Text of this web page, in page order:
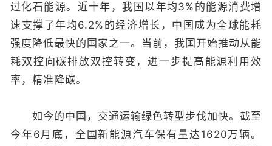
过化石能源。近十年，我国以年均3%的能源消费增
速支撑了年均6.2%的经济增长，中国成为全球能耗
强度降低最快的国家之一。当前，我国开始推动从能
耗双控向碳排放双控转变，进一步提高能源利用效
率，精准降碳。
如今的中国，交通运输绿色转型步伐加快。截至
今年6月底，全国新能源汽车保有量达1620万辆。